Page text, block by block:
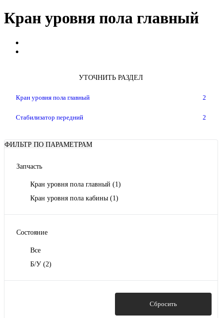
Кран уровня пола главный
УТОЧНИТЬ РАЗДЕЛ
Кран уровня пола главный 2
Стабилизатор передний 2
ФИЛЬТР ПО ПАРАМЕТРАМ
Запчасть
Кран уровня пола главный (1)
Кран уровня пола кабины (1)
Состояние
Все
Б/У (2)
Сбросить